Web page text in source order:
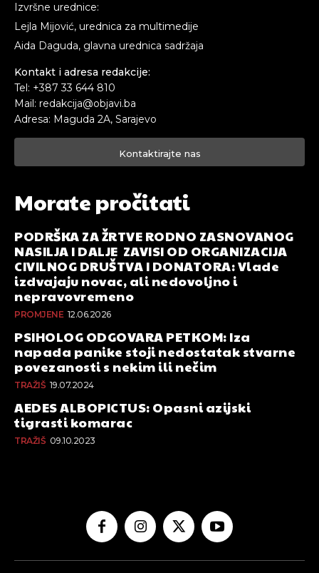
Izvršne urednice:
Lejla Mijović, urednica za multimedije
Aida Daguda, glavna urednica sadržaja
Kontakt i adresa redakcije:
Tel: +387 33 644 810
Mail: redakcija@objavi.ba
Adresa: Maguda 2A, Sarajevo
Kontaktirajte nas
Morate pročitati
PODRŠKA ZA ŽRTVE RODNO ZASNOVANOG
NASILJA I DALJE ZAVISI OD ORGANIZACIJA
CIVILNOG DRUŠTVA I DONATORA: Vlade
izdvajaju novac, ali nedovoljno i
nepravovremeno
PROMJENE 12.06.2026
PSIHOLOG ODGOVARA PETKOM: Iza
napada panike stoji nedostatak stvarne
povezanosti s nekim ili nečim
TRAŽIŠ 19.07.2024
AEDES ALBOPICTUS: Opasni azijski
tigrasti komarac
TRAŽIŠ 09.10.2023